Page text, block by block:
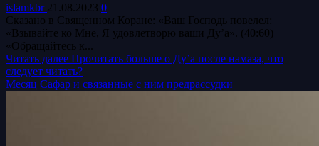
islamkbr 21.08.2023 0
Сказано в Священном Коране: «Ваш Господь повелел:
«Взывайте ко Мне, Я удовлетворю ваши Ду’а». (40:60)
«Обращайтесь к...
Читать далее Прочитать больше о Ду’а после намаза, что
следует читать?
Месяц Сафар и связанные с ним предрассудки